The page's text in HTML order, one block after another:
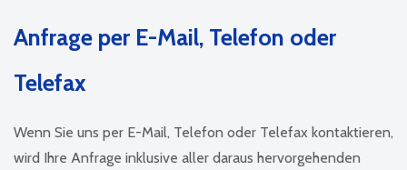
Anfrage per E-Mail, Telefon oder
Telefax
Wenn Sie uns per E-Mail, Telefon oder Telefax kontaktieren,
wird Ihre Anfrage inklusive aller daraus hervorgehenden